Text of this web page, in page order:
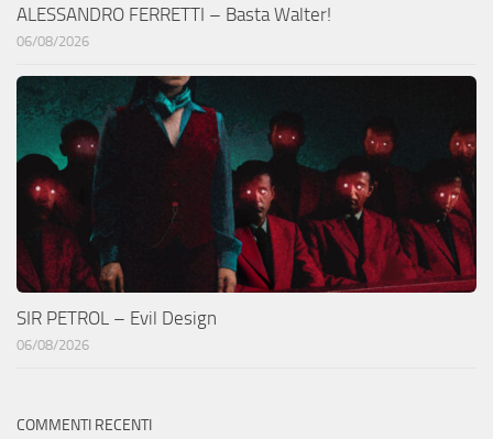
ALESSANDRO FERRETTI – Basta Walter!
06/08/2026
SIR PETROL – Evil Design
06/08/2026
COMMENTI RECENTI